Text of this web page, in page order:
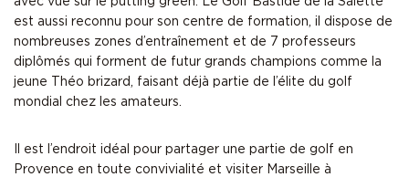
est aussi reconnu pour son centre de formation, il dispose de
nombreuses zones d’entraînement et de 7 professeurs
diplômés qui forment de futur grands champions comme la
jeune Théo brizard, faisant déjà partie de l’élite du golf
mondial chez les amateurs.
Il est l’endroit idéal pour partager une partie de golf en
Provence en toute convivialité et visiter Marseille à